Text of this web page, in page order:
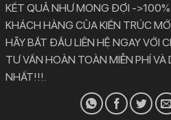
KẾT QUẢ NHƯ MONG ĐỢI ->100%
KHÁCH HÀNG CỦA KIẾN TRÚC
HÃY BẮT ĐẦU LIÊN HỆ NGAY VỚI
TƯ VẤN HOÀN TOÀN MIỄN PHÍ VÀ
NHẤT!!!.